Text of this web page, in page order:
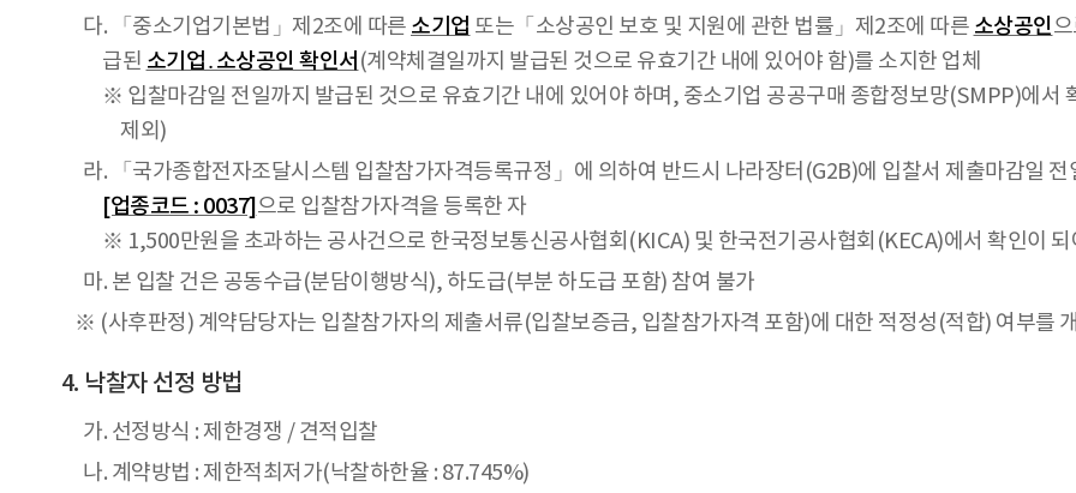
다. 「중소기업기본법」제2조에 따른 소기업 또는「소상공인 보호 및 지원에 관한 법률」제2조에 따른 소상공인
급된 소기업․소상공인 확인서 (계약체결일까지 발급된 것으로 유효기간 내에 있어야 함)를 소지한 업체
※ 입찰마감일 전일까지 발급된 것으로 유효기간 내에 있어야 하며, 중소기업 공공구매 종합정보망(SMPP)에서
제외)
라. 「국가종합전자조달시스템 입찰참가자격등록규정」에 의하여 반드시 나라장터(G2B)에 입찰서 제출마감일
[업종코드 : 0037] 으로 입찰참가자격을 등록한 자
※ 1,500만원을 초과하는 공사건으로 한국정보통신공사협회(KICA) 및 한국전기공사협회(KECA)에서 확인이
마. 본 입찰 건은 공동수급(분담이행방식), 하도급(부분 하도급 포함) 참여 불가
※ (사후판정) 계약담당자는 입찰참가자의 제출서류(입찰보증금, 입찰참가자격 포함)에 대한 적정성(적합) 여부를
낙찰자 선정 방법
가. 선정방식 : 제한경쟁 / 견적입찰
나. 계약방법 : 제한적최저가(낙찰하한율 : 87.745%)